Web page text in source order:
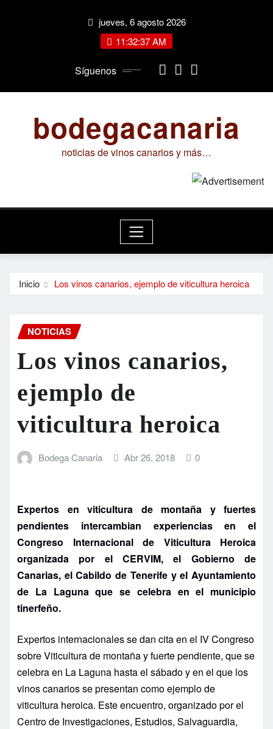
jueves, 6 agosto 2026
11:32:38 AM
Síguenos
bodegacanaria
noticias de vinos canarios y más…
Inicio Los vinos canarios, ejemplo de viticultura heroica
NOTICIAS
Los vinos canarios,
ejemplo de
viticultura heroica
Bodega Canaria Abr 26, 2018 0
Expertos en viticultura de montaña y fuertes
pendientes intercambian experiencias en el
Congreso Internacional de Viticultura Heroica
organizada por el CERVIM, el Gobierno de
Canarias, el Cabildo de Tenerife y el Ayuntamiento
de La Laguna que se celebra en el municipio
tinerfeño.
Expertos internacionales se dan cita en el IV Congreso
sobre Viticultura de montaña y fuerte pendiente, que se
celebra en La Laguna hasta el sábado y en el que los
vinos canarios se presentan como ejemplo de
viticultura heroica. Este encuentro, organizado por el
Centro de Investigaciones, Estudios, Salvaguardia,